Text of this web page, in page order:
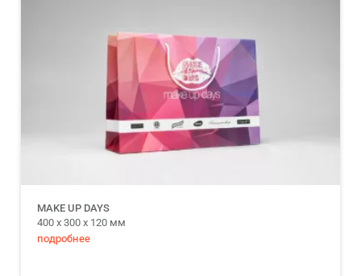
MAKE UP DAYS
400 х 300 х 120 мм
подробнее